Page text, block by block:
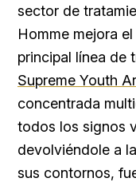
sector de
Homme mejora
principal línea de
Supreme Youth
concentrada
todos los signos
devolviéndole a
sus contornos,